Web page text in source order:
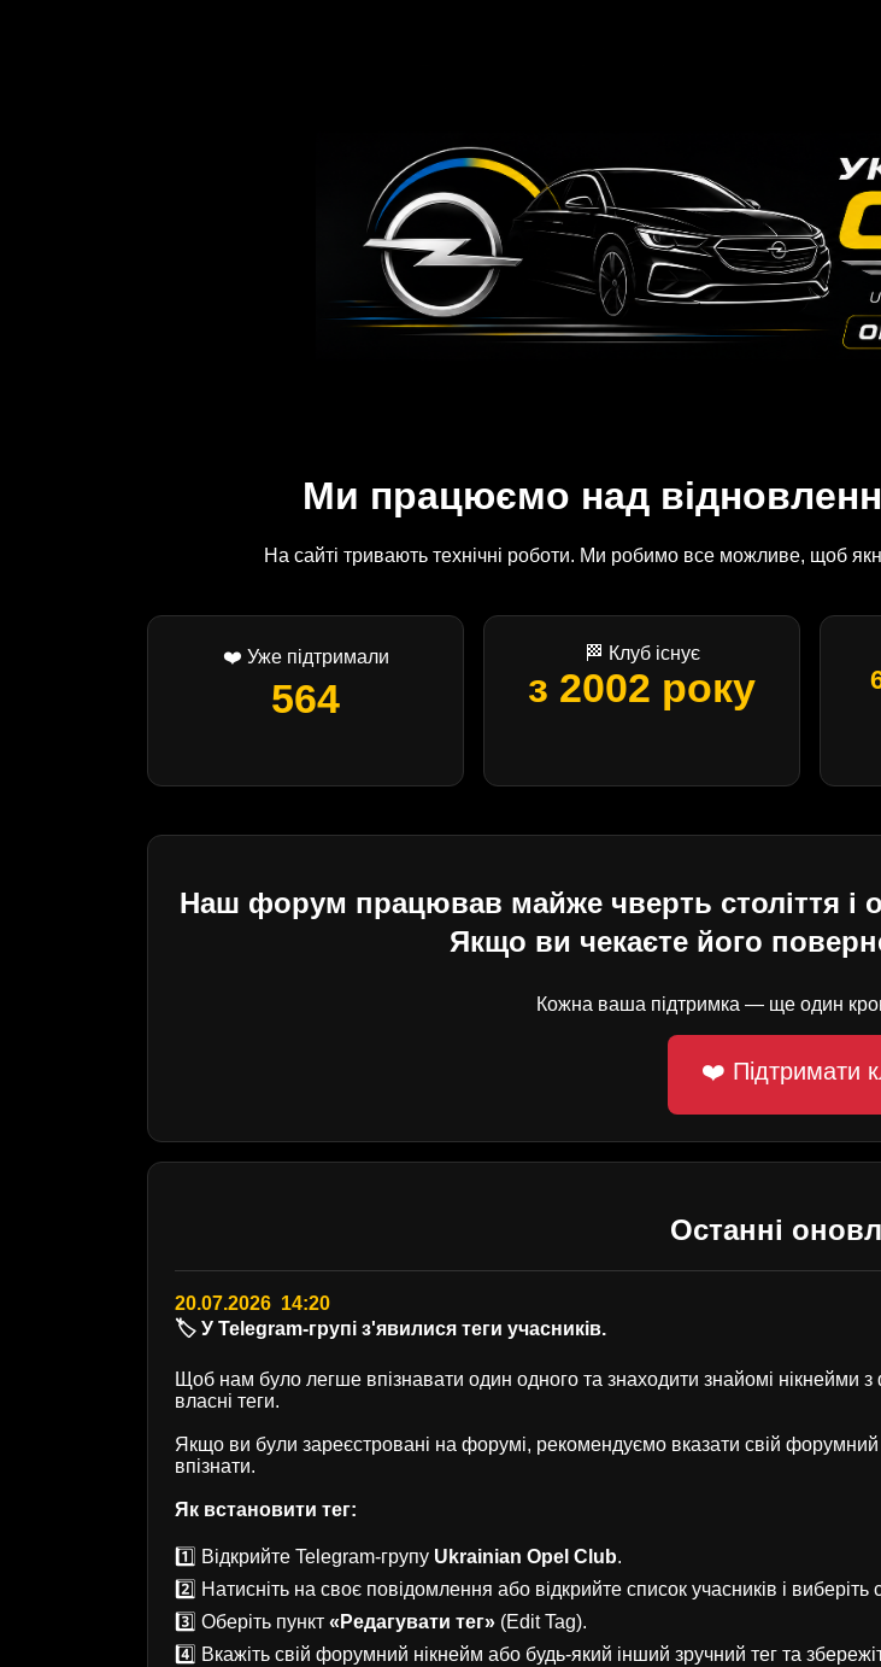
Ми працюємо над
На сайті тривають технічні роботи. Ми робимо все можливе, щоб
❤️ Уже підтримали
564
🏁 Клуб існує
з 2002 року
Наш форум працював майже чверть століття і
Якщо ви чекаєте його
Кожна ваша підтримка — ще один
❤️ Підтримати
Останні
20.07.2026 14:20
🏷️ У Telegram-групі з'явилися теги учасників.
Щоб нам було легше впізнавати один одного та знаходити знайомі нікнейми
власні теги.
Якщо ви були зареєстровані на форумі, рекомендуємо вказати свій
впізнати.
Як встановити тег:
1️⃣ Відкрийте Telegram-групу Ukrainian Opel Club.
2️⃣ Натисніть на своє повідомлення або відкрийте список учасників і виберіть
3️⃣ Оберіть пункт «Редагувати тег» (Edit Tag).
4️⃣ Вкажіть свій форумний нікнейм або будь-який інший зручний тег та